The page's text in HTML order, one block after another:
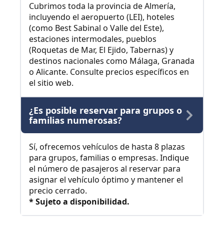
Cubrimos toda la provincia de Almería,
incluyendo el aeropuerto (LEI), hoteles
(como Best Sabinal o Valle del Este),
estaciones intermodales, pueblos
(Roquetas de Mar, El Ejido, Tabernas) y
destinos nacionales como Málaga, Granada
o Alicante. Consulte precios específicos en
el sitio web.
¿Es posible reservar para grupos o
familias numerosas?
Sí, ofrecemos vehículos de hasta 8 plazas
para grupos, familias o empresas. Indique
el número de pasajeros al reservar para
asignar el vehículo óptimo y mantener el
precio cerrado.
* Sujeto a disponibilidad.